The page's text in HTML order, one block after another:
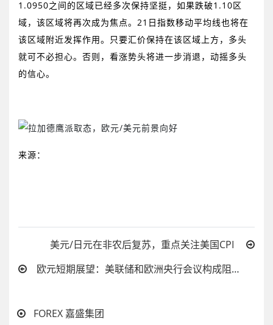
1.0950之间的区域已经多次保持坚挺，如果跌破1.10区
域，该区域将再次成为焦点。 21 日指数移动平均线也将在
该区域附近发挥作用。只要汇价保持在该区域上方，多头
就可不必担心。否则，看涨势头将进一步消退，动摇多头
的信心。
来源：
美元/日元在非农后复苏，重点关注美国CPI
欧元短期展望：美联储和欧洲央行会议构成阻力，非农即将到来
FOREX 嘉盛集团